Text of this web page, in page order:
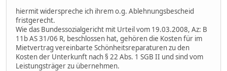
hiermit widerspreche ich ihrem o.g. Ablehnungsbescheid
fristgerecht.
Wie das Bundessozialgericht mit Urteil vom 19.03.2008, Az: B
11b AS 31/06 R, beschlossen hat, gehören die Kosten für im
Mietvertrag vereinbarte Schönheitsreparaturen zu den
Kosten der Unterkunft nach § 22 Abs. 1 SGB II und sind vom
Leistungsträger zu übernehmen.